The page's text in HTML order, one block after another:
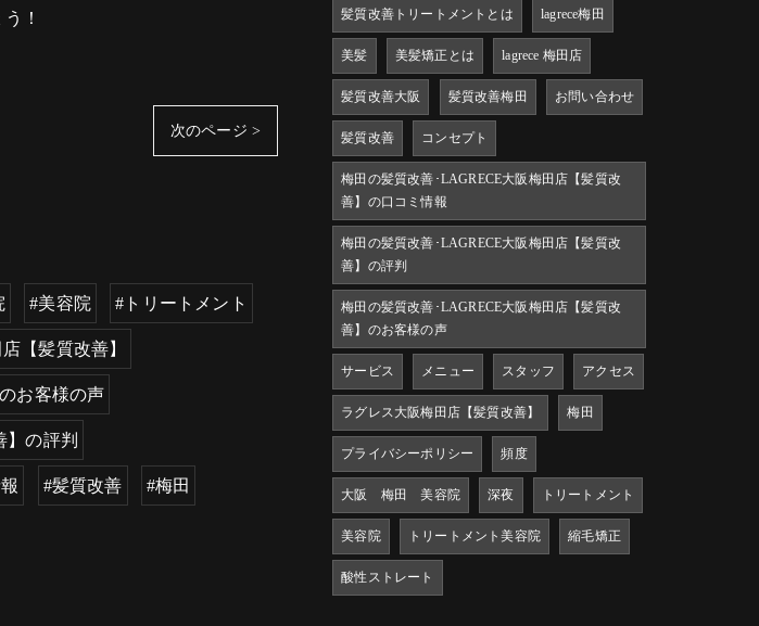
！
次のページ >
#美容院 #トリートメント
【髪質改善】
お客様の声
】の評判
#髪質改善 #梅田
髪質改善トリートメントとは lagrece梅田
美髪 美髪矯正とは lagrece 梅田店
髪質改善大阪 髪質改善梅田 お問い合わせ
髪質改善 コンセプト
梅田の髪質改善･LAGRECE大阪梅田店【髪質改
善】の口コミ情報
梅田の髪質改善･LAGRECE大阪梅田店【髪質改
善】の評判
梅田の髪質改善･LAGRECE大阪梅田店【髪質改
善】のお客様の声
サービス メニュー スタッフ アクセス
ラグレス大阪梅田店【髪質改善】 梅田
プライバシーポリシー 頻度
大阪 梅田 美容院 深夜 トリートメント
美容院 トリートメント美容院 縮毛矯正
酸性ストレート